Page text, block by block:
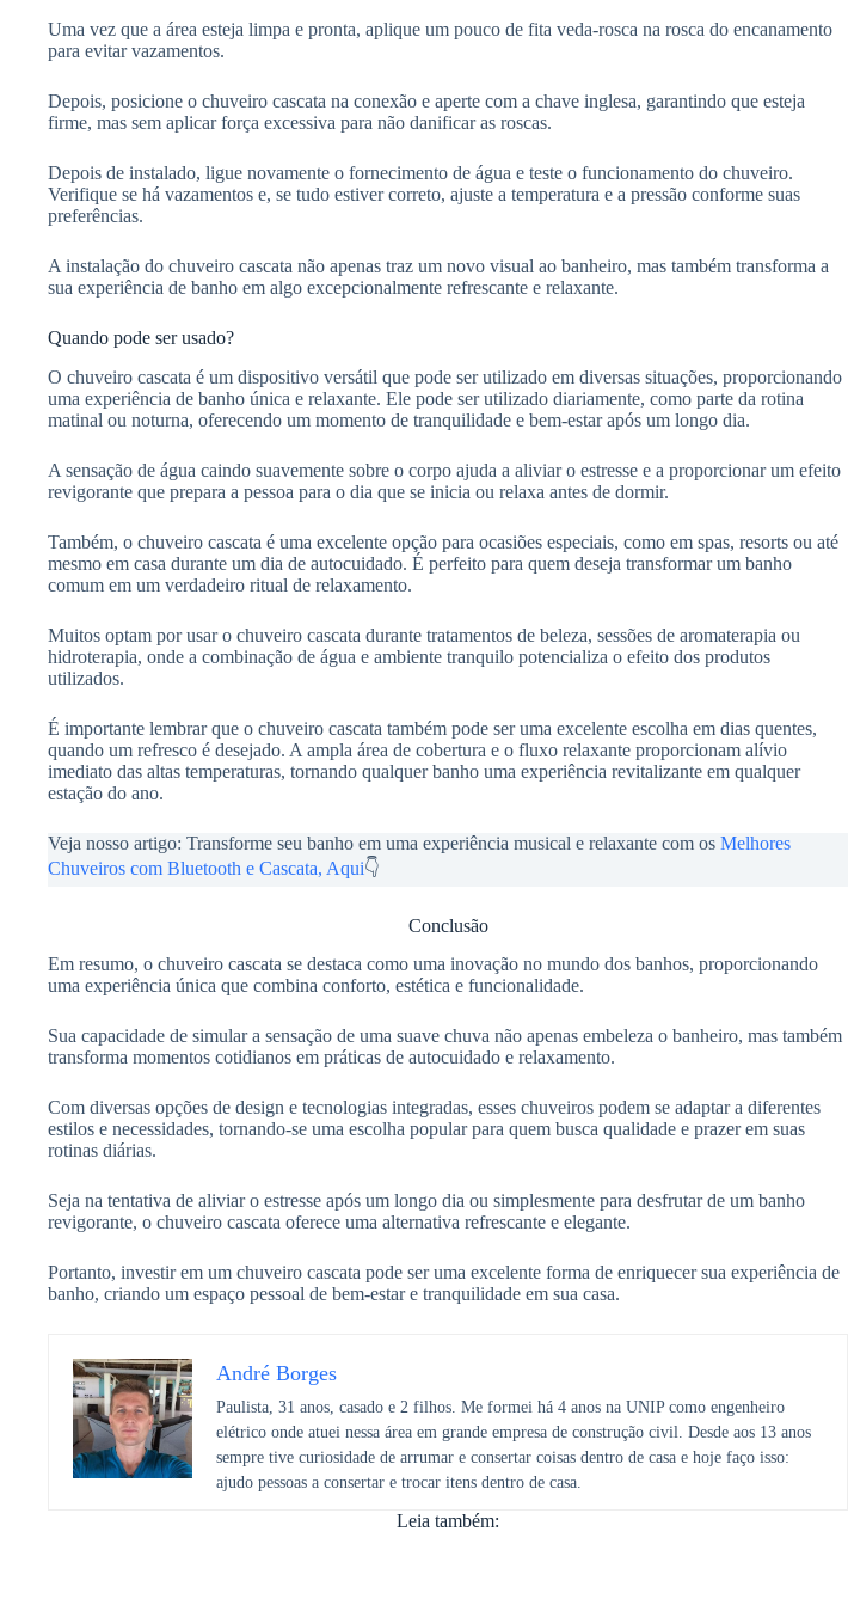
Uma vez que a área esteja limpa e pronta, aplique um pouco de fita veda-rosca na rosca do encanamento
para evitar vazamentos.
Depois, posicione o chuveiro cascata na conexão e aperte com a chave inglesa, garantindo que esteja
firme, mas sem aplicar força excessiva para não danificar as roscas.
Depois de instalado, ligue novamente o fornecimento de água e teste o funcionamento do chuveiro.
Verifique se há vazamentos e, se tudo estiver correto, ajuste a temperatura e a pressão conforme suas
preferências.
A instalação do chuveiro cascata não apenas traz um novo visual ao banheiro, mas também transforma a
sua experiência de banho em algo excepcionalmente refrescante e relaxante.
Quando pode ser usado?
O chuveiro cascata é um dispositivo versátil que pode ser utilizado em diversas situações, proporcionando
uma experiência de banho única e relaxante. Ele pode ser utilizado diariamente, como parte da rotina
matinal ou noturna, oferecendo um momento de tranquilidade e bem-estar após um longo dia.
A sensação de água caindo suavemente sobre o corpo ajuda a aliviar o estresse e a proporcionar um efeito
revigorante que prepara a pessoa para o dia que se inicia ou relaxa antes de dormir.
Também, o chuveiro cascata é uma excelente opção para ocasiões especiais, como em spas, resorts ou até
mesmo em casa durante um dia de autocuidado. É perfeito para quem deseja transformar um banho
comum em um verdadeiro ritual de relaxamento.
Muitos optam por usar o chuveiro cascata durante tratamentos de beleza, sessões de aromaterapia ou
hidroterapia, onde a combinação de água e ambiente tranquilo potencializa o efeito dos produtos
utilizados.
É importante lembrar que o chuveiro cascata também pode ser uma excelente escolha em dias quentes,
quando um refresco é desejado. A ampla área de cobertura e o fluxo relaxante proporcionam alívio
imediato das altas temperaturas, tornando qualquer banho uma experiência revitalizante em qualquer
estação do ano.
Veja nosso artigo: Transforme seu banho em uma experiência musical e relaxante com os Melhores
Chuveiros com Bluetooth e Cascata, Aqui👇
Conclusão
Em resumo, o chuveiro cascata se destaca como uma inovação no mundo dos banhos, proporcionando
uma experiência única que combina conforto, estética e funcionalidade.
Sua capacidade de simular a sensação de uma suave chuva não apenas embeleza o banheiro, mas também
transforma momentos cotidianos em práticas de autocuidado e relaxamento.
Com diversas opções de design e tecnologias integradas, esses chuveiros podem se adaptar a diferentes
estilos e necessidades, tornando-se uma escolha popular para quem busca qualidade e prazer em suas
rotinas diárias.
Seja na tentativa de aliviar o estresse após um longo dia ou simplesmente para desfrutar de um banho
revigorante, o chuveiro cascata oferece uma alternativa refrescante e elegante.
Portanto, investir em um chuveiro cascata pode ser uma excelente forma de enriquecer sua experiência de
banho, criando um espaço pessoal de bem-estar e tranquilidade em sua casa.
André Borges
Paulista, 31 anos, casado e 2 filhos. Me formei há 4 anos na UNIP como engenheiro
elétrico onde atuei nessa área em grande empresa de construção civil. Desde aos 13 anos
sempre tive curiosidade de arrumar e consertar coisas dentro de casa e hoje faço isso:
ajudo pessoas a consertar e trocar itens dentro de casa.
Leia também: